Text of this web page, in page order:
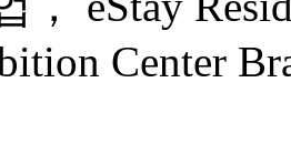
Center